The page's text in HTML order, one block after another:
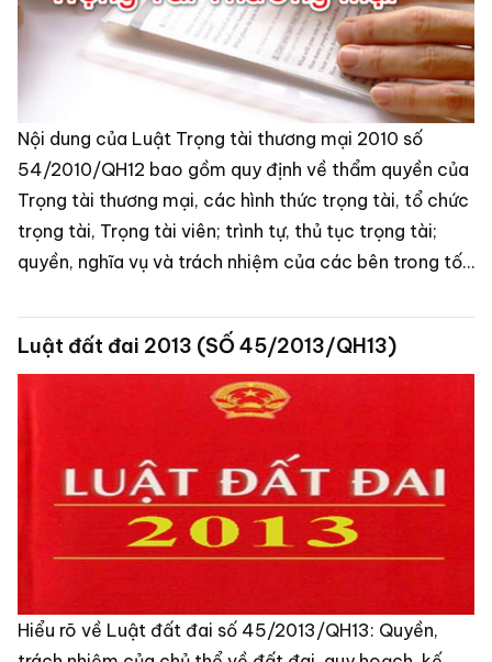
Nội dung của Luật Trọng tài thương mại 2010 số
54/2010/QH12 bao gồm quy định về thẩm quyền của
Trọng tài thương mại, các hình thức trọng tài, tổ chức
trọng tài, Trọng tài viên; trình tự, thủ tục trọng tài;
quyền, nghĩa vụ và trách nhiệm của các bên trong tố
Luật đất đai 2013 (SỐ 45/2013/QH13)
Hiểu rõ về Luật đất đai số 45/2013/QH13: Quyền,